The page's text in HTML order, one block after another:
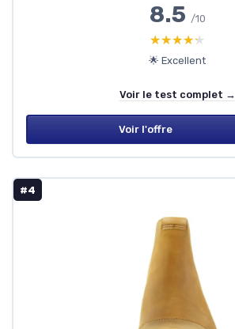
8.5 /10
★★★★★
★★★★★
🌟 Excellent
Voir le test complet →
Voir l'offre
#4